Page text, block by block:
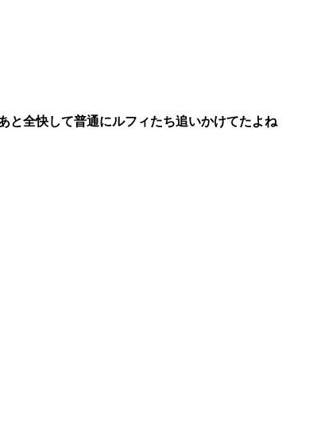
と全快して普通にルフィたち追いかけてたよね